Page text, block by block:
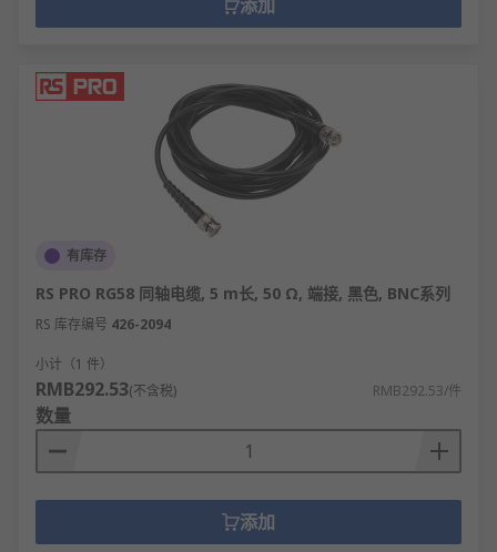
添加
有库存
RS PRO RG58 同轴电缆, 5 m长, 50 Ω, 端接, 黑色, BNC系列
RS 库存编号 426-2094
小计（1 件）
RMB292.53(不含税) RMB292.53/件
数量
添加